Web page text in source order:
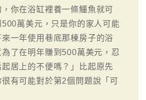
，你在浴缸裡養一條鱷魚就可
萬美元，只是你的家人可能
一年使用巷底那棟房子的浴
為了在明年賺到500萬美元，忍
居上的不便嗎？」比起原先
很有可能對於第2個問題說「可